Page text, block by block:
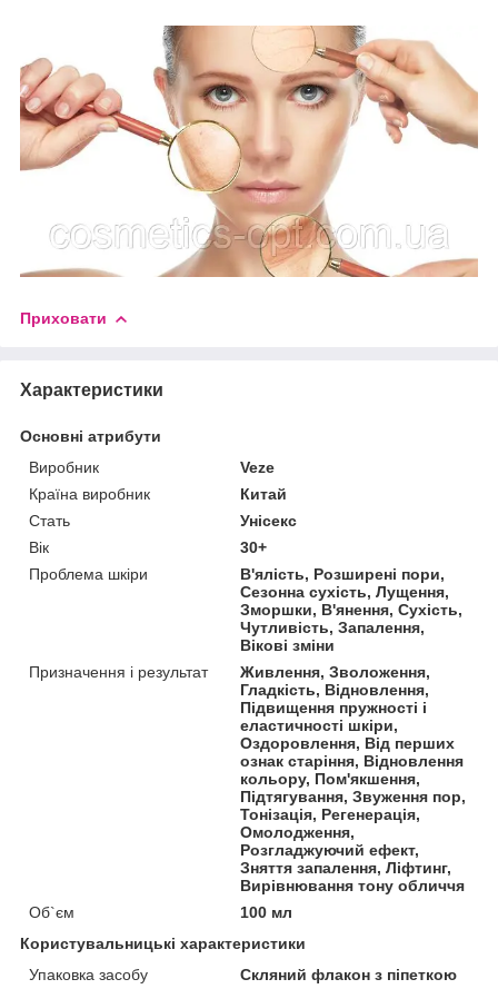
Приховати
Характеристики
Основні атрибути
Виробник
Veze
Країна виробник
Китай
Стать
Унісекс
Вік
30+
Проблема шкіри
В'ялість, Розширені пори,
Сезонна сухість, Лущення,
Зморшки, В'янення, Сухість,
Чутливість, Запалення,
Вікові зміни
Призначення і результат
Живлення, Зволоження,
Гладкість, Відновлення,
Підвищення пружності і
еластичності шкіри,
Оздоровлення, Від перших
ознак старіння, Відновлення
кольору, Пом'якшення,
Підтягування, Звуження пор,
Тонізація, Регенерація,
Омолодження,
Розгладжуючий ефект,
Зняття запалення, Ліфтинг,
Вирівнювання тону обличчя
Об`єм
100 мл
Користувальницькі характеристики
Упаковка засобу
Скляний флакон з піпеткою